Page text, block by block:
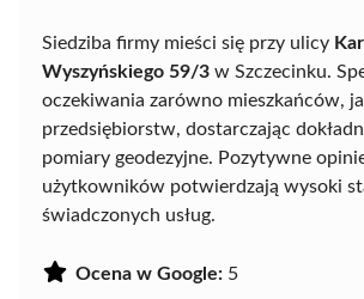
Siedziba firmy mieści się przy ulicy
Wyszyńskiego 59/3 w Szczecinku.
oczekiwania zarówno mieszkańców,
przedsiębiorstw, dostarczając
pomiary geodezyjne. Pozytywne
użytkowników potwierdzają wysoki
świadczonych usług.
Ocena w Google: 5